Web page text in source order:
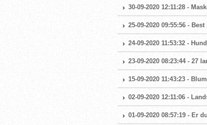
30-09-2020 12:11:28 -
25-09-2020 09:55:56 -
24-09-2020 11:53:32 -
23-09-2020 08:23:44 - 27
15-09-2020 11:43:23 -
02-09-2020 12:11:06 -
01-09-2020 08:57:19 - Er